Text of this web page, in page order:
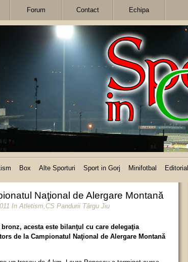
Forum Contact Echipa
Box Alte Sporturi Sport in Gorj Minifotbal Editorial
Naţional de Alergare Montană
InAtletism,CS Pandurii Târgu Jiu
acesta este bilanţul cu care delegaţia
de la Campionatul Naţional de Alergare Montană